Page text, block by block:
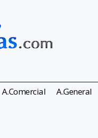
A.Comercial A.General